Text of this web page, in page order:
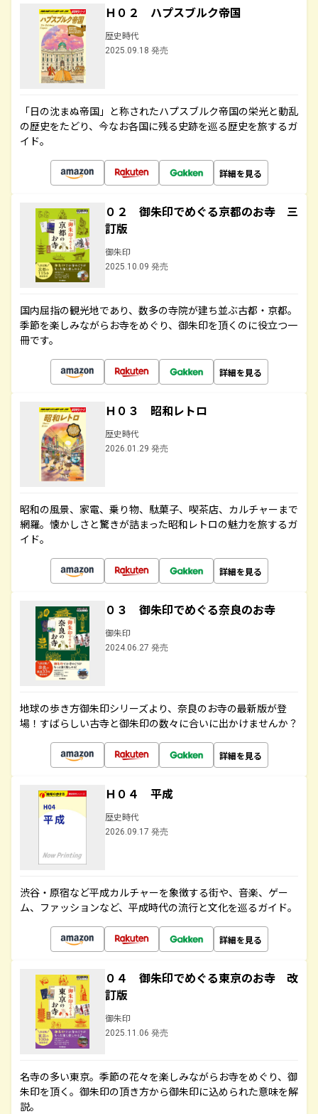
Ｈ０２ ハプスブルク帝国
歴史時代
2025.09.18 発売
「日の沈まぬ帝国」と称されたハプスブルク帝国の栄光と動乱
の歴史をたどり、今なお各国に残る史跡を巡る歴史を旅するガ
イド。
詳細を見る
０２ 御朱印でめぐる京都のお寺 三
訂版
御朱印
2025.10.09 発売
国内屈指の観光地であり、数多の寺院が建ち並ぶ古都・京都。
季節を楽しみながらお寺をめぐり、御朱印を頂くのに役立つ一
冊です。
詳細を見る
Ｈ０３ 昭和レトロ
歴史時代
2026.01.29 発売
昭和の風景、家電、乗り物、駄菓子、喫茶店、カルチャーまで
網羅。懐かしさと驚きが詰まった昭和レトロの魅力を旅するガ
イド。
詳細を見る
０３ 御朱印でめぐる奈良のお寺
御朱印
2024.06.27 発売
地球の歩き方御朱印シリーズより、奈良のお寺の最新版が登
場！すばらしい古寺と御朱印の数々に合いに出かけませんか？
詳細を見る
Ｈ０４ 平成
歴史時代
2026.09.17 発売
渋谷・原宿など平成カルチャーを象徴する街や、音楽、ゲー
ム、ファッションなど、平成時代の流行と文化を巡るガイド。
詳細を見る
０４ 御朱印でめぐる東京のお寺 改
訂版
御朱印
2025.11.06 発売
名寺の多い東京。季節の花々を楽しみながらお寺をめぐり、御
朱印を頂く。御朱印の頂き方から御朱印に込められた意味を解
説。